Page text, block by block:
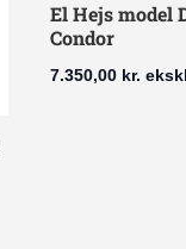
El Hejs model
Condor
7.350,00 kr.